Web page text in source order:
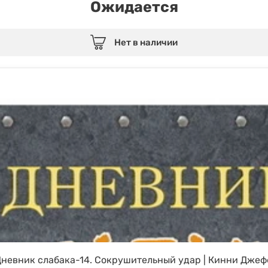
Ожидается
Нет в наличии
слабака-14. Сокрушительный удар | Кинни